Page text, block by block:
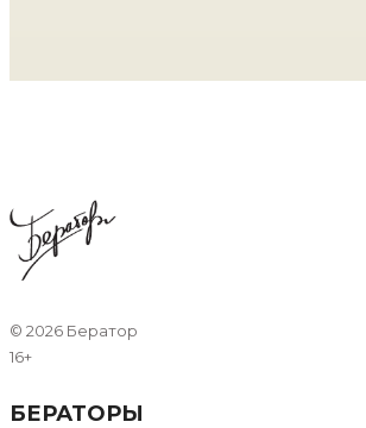
© 2026 Бератор
16+
БЕРАТОРЫ